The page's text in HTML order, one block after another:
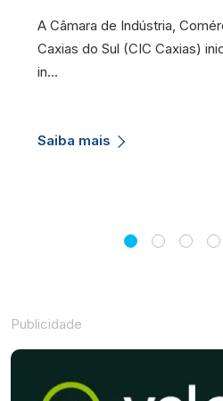
A Câmara de Indústria,
Caxias do Sul (CIC Caxias)
in…
Saiba mais
Publicidade